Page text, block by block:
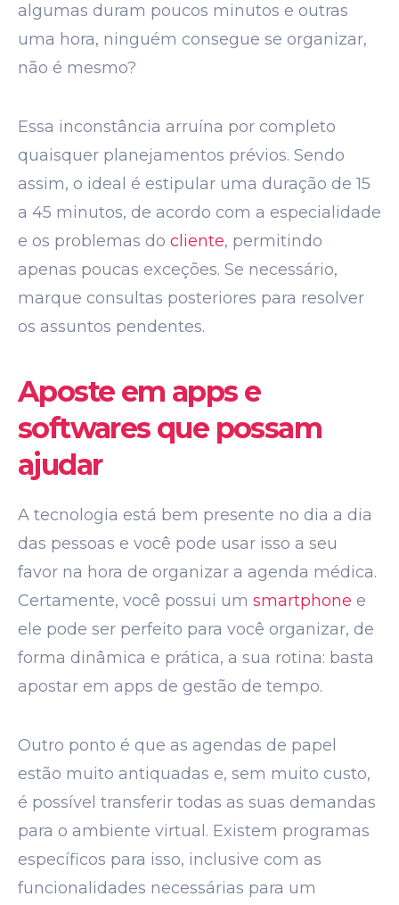
algumas duram poucos minutos e outras
uma hora, ninguém consegue se organizar,
não é mesmo?
Essa inconstância arruína por completo
quaisquer planejamentos prévios. Sendo
assim, o ideal é estipular uma duração de 15
a 45 minutos, de acordo com a especialidade
e os problemas do cliente, permitindo
apenas poucas exceções. Se necessário,
marque consultas posteriores para resolver
os assuntos pendentes.
Aposte em apps e
softwares que possam
ajudar
A tecnologia está bem presente no dia a dia
das pessoas e você pode usar isso a seu
favor na hora de organizar a agenda médica.
Certamente, você possui um smartphone e
ele pode ser perfeito para você organizar, de
forma dinâmica e prática, a sua rotina: basta
apostar em apps de gestão de tempo.
Outro ponto é que as agendas de papel
estão muito antiquadas e, sem muito custo,
é possível transferir todas as suas demandas
para o ambiente virtual. Existem programas
específicos para isso, inclusive com as
funcionalidades necessárias para um